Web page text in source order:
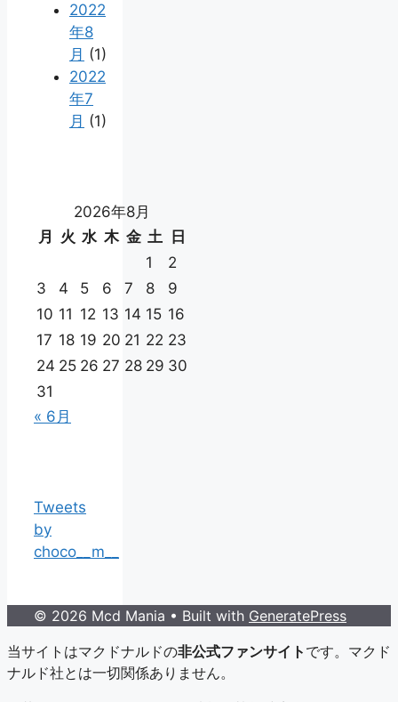
2022
年8
月 (1)
2022
年7
月 (1)
2026年8月
月
火 水 木 金 土
日
1
2
3
4 5 6 7 8
9
10 11 12 13 14 15 16
17 18 19 20 21 22 23
24 25 26 27 28 29 30
31
« 6月
Tweets
by
choco__m__
© 2026 Mcd Mania • Built with GeneratePress
当サイトはマクドナルドの非公式ファンサイト です。マクド
ナルド社とは一切関係ありません。